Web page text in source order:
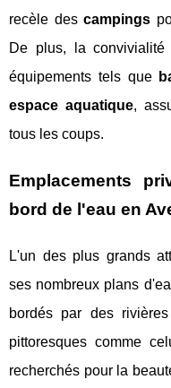
recèle descampings
De plus, la
équipements tels que
espace aquatique,
tous les coups.
Emplacements
bord de l'eau en
L'un des plus grands
ses nombreux plans
bordés par des
pittoresques comme
recherchés pour la